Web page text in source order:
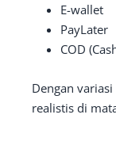
E-wallet
PayLater
COD
Dengan
realistis di